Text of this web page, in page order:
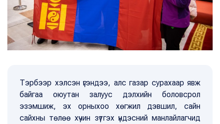
Тэрбээр хэлсэн үгэндээ, алс газар сурахаар явж
байгаа оюутан залуус дэлхийн боловсрол
эзэмшиж, эх орныхоо хөгжил дэвшил, сайн
сайхны төлөө хүчин зүтгэх үндэсний манлайлагчид